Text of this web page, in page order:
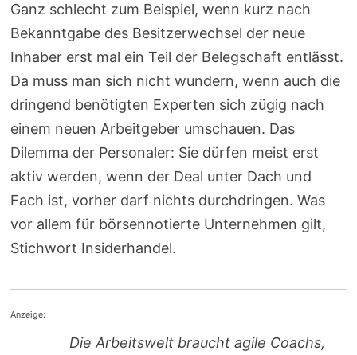
Ganz schlecht zum Beispiel, wenn kurz nach
Bekanntgabe des Besitzerwechsel der neue
Inhaber erst mal ein Teil der Belegschaft entlässt.
Da muss man sich nicht wundern, wenn auch die
dringend benötigten Experten sich zügig nach
einem neuen Arbeitgeber umschauen. Das
Dilemma der Personaler: Sie dürfen meist erst
aktiv werden, wenn der Deal unter Dach und
Fach ist, vorher darf nichts durchdringen. Was
vor allem für börsennotierte Unternehmen gilt,
Stichwort Insiderhandel.
Anzeige:
Die Arbeitswelt braucht agile Coachs,